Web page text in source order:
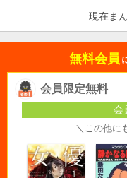
現在ま
無料会員
会員限定無料
会
＼この他に